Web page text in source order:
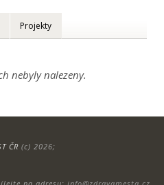
Projekty
nebyly nalezeny.
ČR (c) 2026;